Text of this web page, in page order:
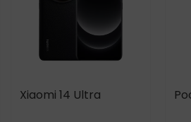
Xiaomi 14 Ultra